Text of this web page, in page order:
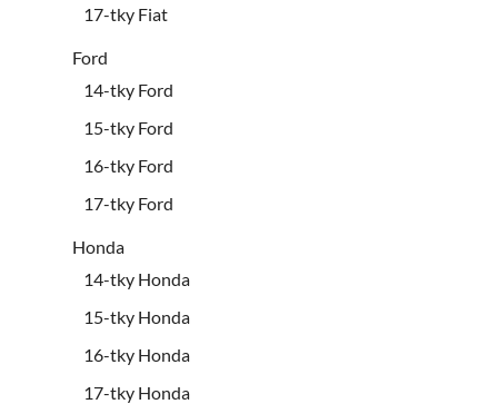
17-tky Fiat
Ford
14-tky Ford
15-tky Ford
16-tky Ford
17-tky Ford
Honda
14-tky Honda
15-tky Honda
16-tky Honda
17-tky Honda